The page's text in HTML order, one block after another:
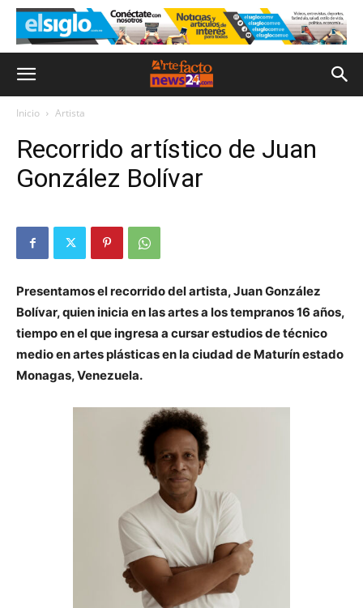
Inicio Artista
Recorrido artístico de Juan
González Bolívar
Presentamos el recorrido del artista, Juan González
Bolívar, quien inicia en las artes a los tempranos 16 años,
tiempo en el que ingresa a cursar estudios de técnico
medio en artes plásticas en la ciudad de Maturín estado
Monagas, Venezuela.